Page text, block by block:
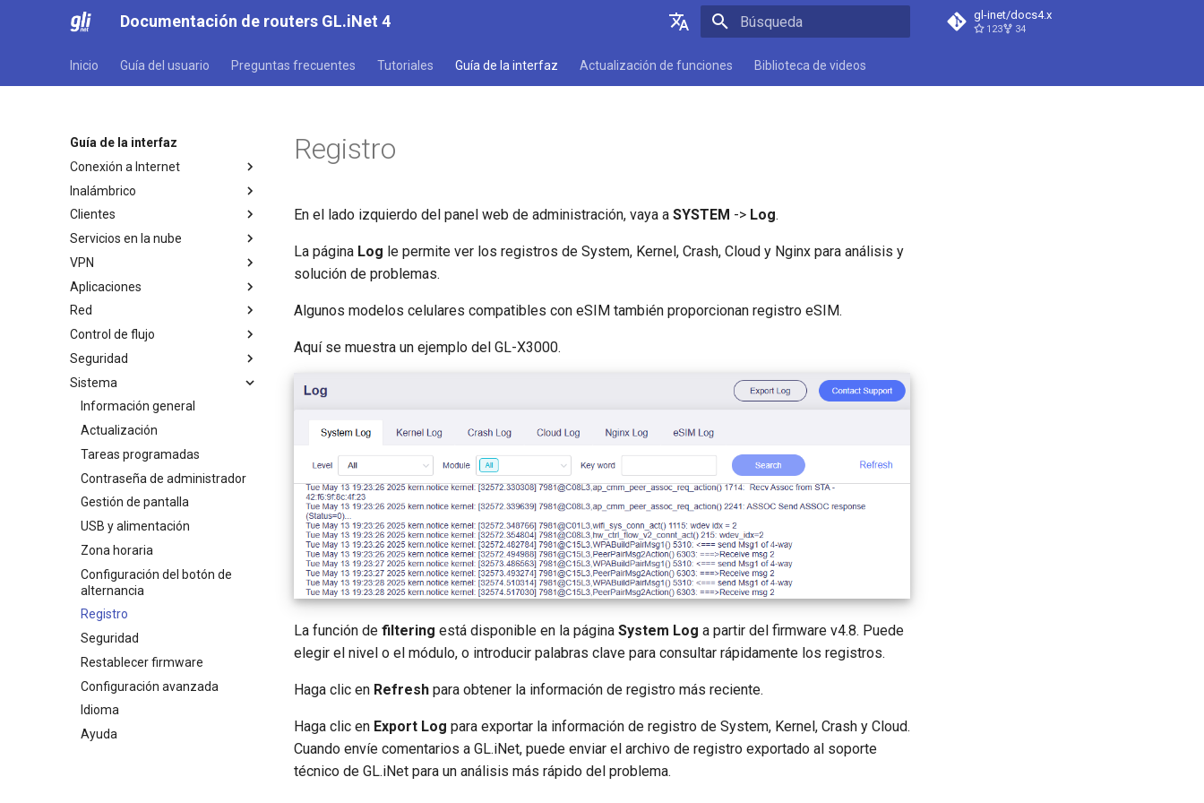
Documentación de routers GL.iNet 4
English
日本語
Polski
gl-inet/docs4.x
123 34
Inicio Guía del usuario Preguntas frecuentes Tutoriales Guía de la interfaz Actualización de funciones Biblioteca de videos
Guía de la interfaz
Conexión a Internet
Internet
Ethernet
Repetidor
Tethering
Celular
Inalámbrico
Inalámbrico
Clientes
Clientes
Servicios en la nube
GoodCloud
AstroWarp
VPN
VPN Dashboard
VPN Client Profile
Cliente OpenVPN
Servidor OpenVPN
Cliente WireGuard
Servidor WireGuard
Aplicaciones
Complementos
DNS dinámico
Almacenamiento en red
AdGuard Home
Control parental
Bark
Tailscale
ZeroTier
Tor
Gestión de eSIM
Red
Firewall
Reenvío de puertos
Multi-WAN
LAN
Red de invitados
IoT Network
DNS
Puerto Ethernet
Modo de red
IPv6
Dirección MAC
Drop-in Gateway
IGMP Snooping
Aceleración de hardware
Aceleración de red
Configuración de NAT
Control de flujo
DPI Engine
Estadísticas de datos
Filtro de contenido
QoS
SQM
Control parental (v4.9)
Seguridad
Port Forwarding
ACL
Acceso de administrador
Modo NAT
Sistema
Información general
Actualización
Tareas programadas
Contraseña de administrador
Gestión de pantalla
USB y alimentación
Zona horaria
Configuración del botón de
alternancia
Registro
Seguridad
Restablecer firmware
Configuración avanzada
Idioma
Ayuda
Registro
En el lado izquierdo del panel web de administración, vaya a SYSTEM -> Log.
La página Log le permite ver los registros de System, Kernel, Crash, Cloud y Nginx para análisis y
solución de problemas.
Algunos modelos celulares compatibles con eSIM también proporcionan registro eSIM.
Aquí se muestra un ejemplo del GL-X3000.
La función de filtering está disponible en la página System Log a partir del firmware v4.8. Puede
elegir el nivel o el módulo, o introducir palabras clave para consultar rápidamente los registros.
Haga clic en Refresh para obtener la información de registro más reciente.
Haga clic en Export Log para exportar la información de registro de System, Kernel, Crash y Cloud.
Cuando envíe comentarios a GL.iNet, puede enviar el archivo de registro exportado al soporte
técnico de GL.iNet para un análisis más rápido del problema.